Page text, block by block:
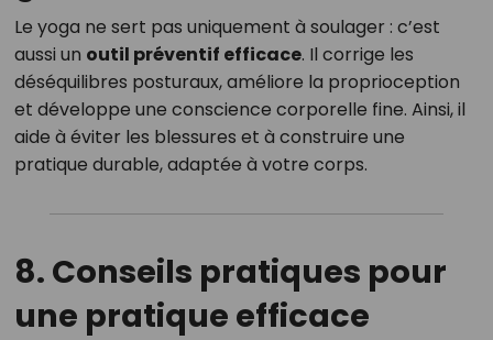
Le yoga ne sert pas uniquement à soulager : c’est
aussi un outil préventif efficace. Il corrige les
déséquilibres posturaux, améliore la proprioception
et développe une conscience corporelle fine. Ainsi, il
aide à éviter les blessures et à construire une
pratique durable, adaptée à votre corps.
8. Conseils pratiques pour
une pratique efficace